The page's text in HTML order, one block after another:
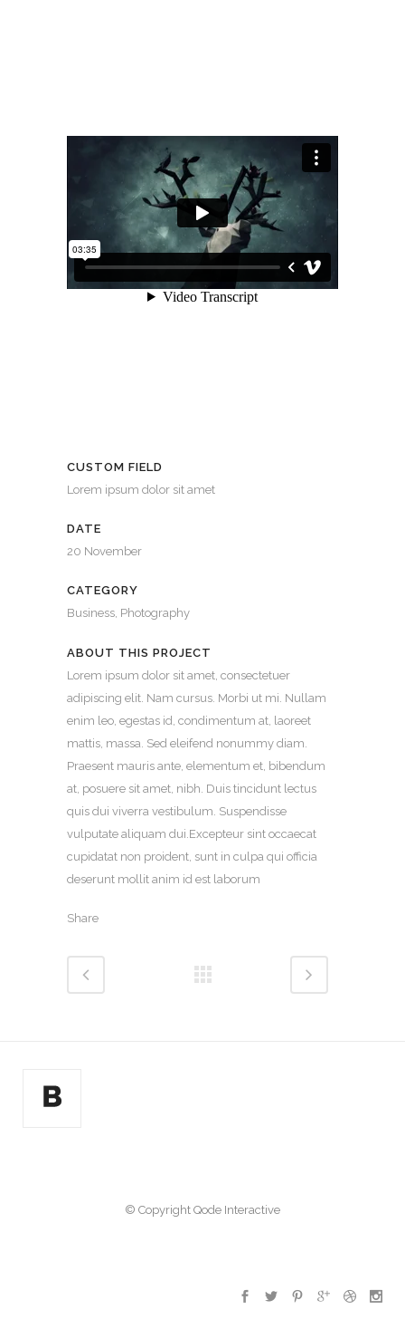
CUSTOM FIELD
Lorem ipsum dolor sit amet
DATE
20 November
CATEGORY
Business, Photography
ABOUT THIS PROJECT
Lorem ipsum dolor sit amet, consectetuer
adipiscing elit. Nam cursus. Morbi ut mi. Nullam
enim leo, egestas id, condimentum at, laoreet
mattis, massa. Sed eleifend nonummy diam.
Praesent mauris ante, elementum et, bibendum
at, posuere sit amet, nibh. Duis tincidunt lectus
quis dui viverra vestibulum. Suspendisse
vulputate aliquam dui.Excepteur sint occaecat
cupidatat non proident, sunt in culpa qui officia
deserunt mollit anim id est laborum
Share
© Copyright Qode Interactive